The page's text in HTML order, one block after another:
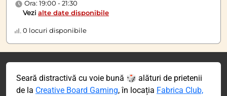
Ora: 19:00 - 21:30
Vezi alte date disponibile
0 locuri disponibile
Seară distractivă cu voie bună 🎲 alături de prietenii
de la Creative Board Gaming, în locația Fabrica Club,